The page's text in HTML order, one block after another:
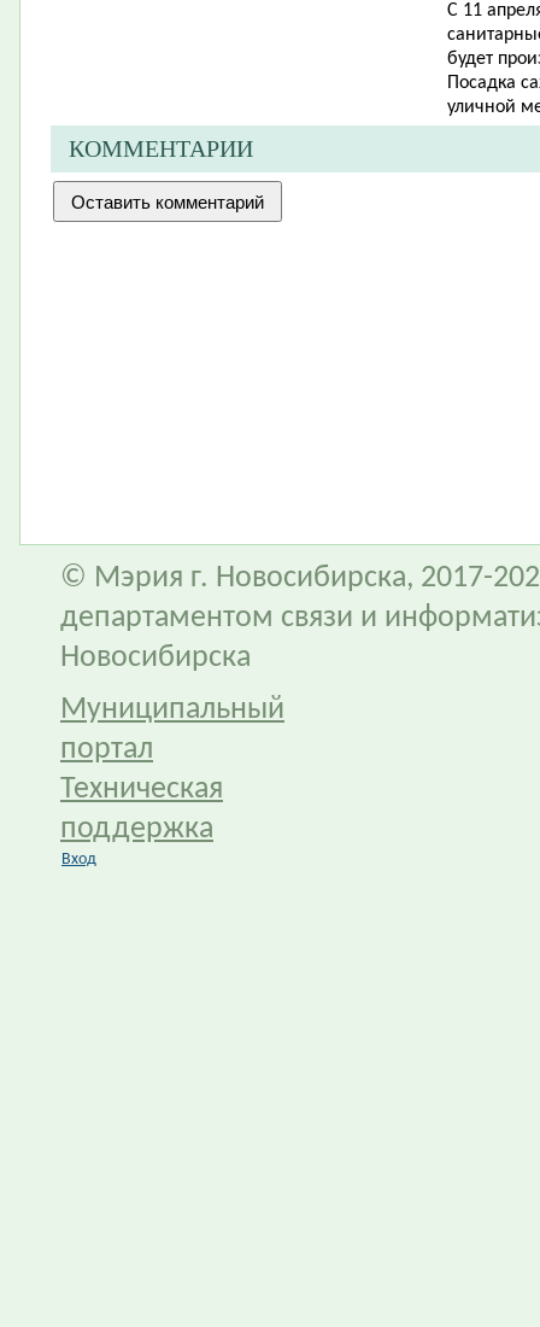
С 11
будет
Посадка
уличной
КОММЕНТАРИИ
© Мэрия г. Новосибирска, 2017-
департаментом связи и
Новосибирска
Муниципальный
портал
Техническая
поддержка
Вход